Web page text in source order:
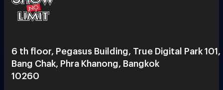
6 th floor, Pegasus Building, True Digital Park 101,
Bang Chak, Phra Khanong, Bangkok
10260